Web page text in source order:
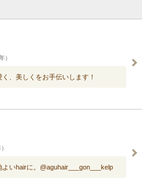
）
、美しくをお手伝いします！
よいhairに。@aguhair___gon___kelp